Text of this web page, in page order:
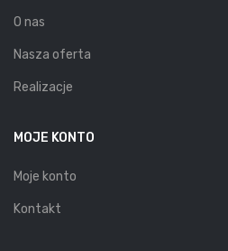
O nas
Nasza oferta
Realizacje
MOJE KONTO
Moje konto
Kontakt